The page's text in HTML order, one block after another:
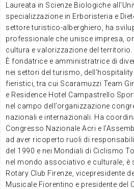
Laureata in Scienze Biologiche
specializzazione in Erboristeria e
settore turistico-alberghiero, ha
professionale che unisce impresa,
cultura e valorizzazione del territorio.
È fondatrice e amministratrice di
nei settori del turismo,
fieristici, tra cui Scaramuzzi Team
e Residence Hotel Campastrello
nel campo dell’organizzazione
nazionali e internazionali. Ha
Congresso Nazionale Acri e
ad aver ricoperto ruoli di
del 1990 e nei Mondiali di Ciclismo
nel mondo associativo e culturale, è
Rotary Club Firenze, vicepresidente
Musicale Fiorentino e presidente del